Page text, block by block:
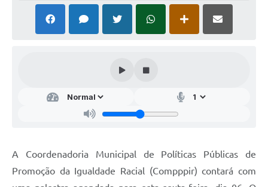
A Prefeitura
Galeria de Vídeos
Gabinetes e Secretarias
A Coordenadoria Municipal de Políticas Públicas de
Promoção da Igualdade Racial (Compppir) contará com